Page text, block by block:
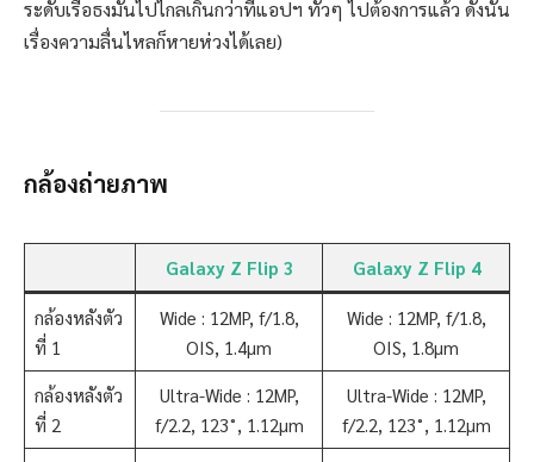
ระดับเรือธงมันไปไกลเกินกว่าที่แอปฯ ทั่วๆ ไปต้องการแล้ว ดังนั้น
เรื่องความลื่นไหลก็หายห่วงได้เลย)
กล้องถ่ายภาพ
Galaxy Z Flip 3 Galaxy Z Flip 4
กล้องหลังตัว
ที่ 1
Wide : 12MP, f/1.8,
OIS, 1.4µm
Wide : 12MP, f/1.8,
OIS, 1.8µm
กล้องหลังตัว
ที่ 2
Ultra-Wide : 12MP,
f/2.2, 123˚, 1.12µm
Ultra-Wide : 12MP,
f/2.2, 123˚, 1.12µm